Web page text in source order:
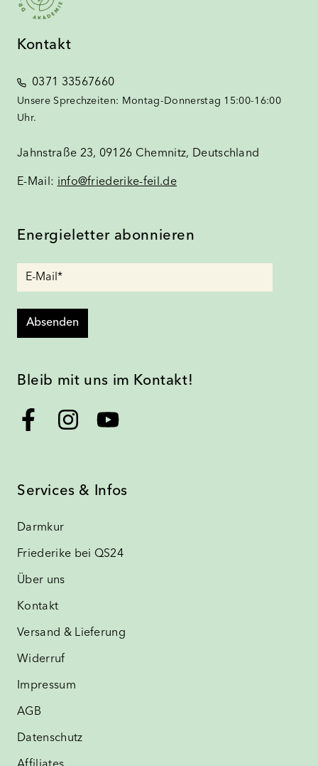
Kontakt
0371 33567660
Unsere Sprechzeiten: Montag-Donnerstag 15:00-16:00
Uhr.
Jahnstraße 23, 09126 Chemnitz, Deutschland
E-Mail: info@friederike-feil.de
Energieletter abonnieren
Absenden
Bleib mit uns im Kontakt!
Services & Infos
Darmkur
Friederike bei QS24
Über uns
Kontakt
Versand & Lieferung
Widerruf
Impressum
AGB
Datenschutz